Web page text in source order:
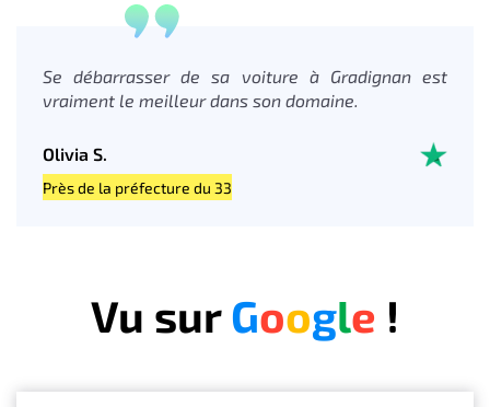
Se débarrasser de sa voiture à Gradignan est
vraiment le meilleur dans son domaine.
Olivia S.
Près de la préfecture du 33
Vu surGoogle !